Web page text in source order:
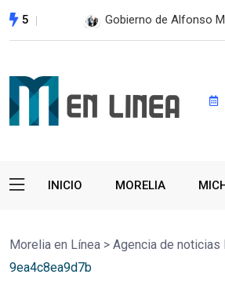
5 En 2do Año de
INICIO MORELIA
Morelia en Línea > Agencia de noticias
9ea4c8ea9d7b